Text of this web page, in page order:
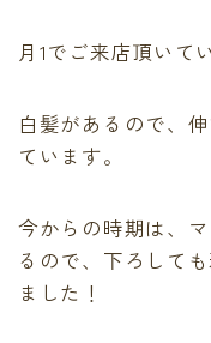
利用規約／特定商取
最後に必ず弱酸性
運営者情報
頭皮、髪のデトックス
Capiireの髪質改善の
Capiireこだわりの薬
capiireのお客様から
Capiireのカウンセリ
月1でご来店頂いて
白髪があるので、
ています。
今からの時期は、
るので、下ろして
ました！